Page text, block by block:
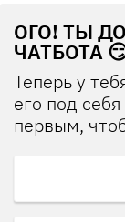
ОГО! ТЫ
ЧАТБОТА
Теперь у
его под
первым,